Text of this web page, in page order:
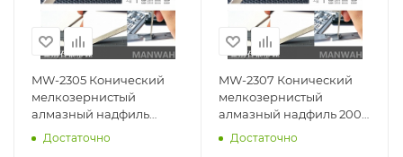
MW-2305 Конический
мелкозернистый
алмазный надфиль
400#(начало 0.3
Ширина 4mm) ManWah
Достаточно
MW-2307 Конический
мелкозернистый
алмазный надфиль 200#
(начало 0.3 Ширина
6mm) ManWah
Достаточно